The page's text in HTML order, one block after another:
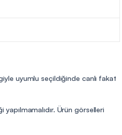
uyumlu seçildiğinde canlı fakat
Ürün görselleri